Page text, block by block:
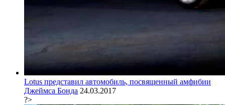
Lotus представил автомобиль, посвященный амфибии
Джеймса Бонда 24.03.2017
?>